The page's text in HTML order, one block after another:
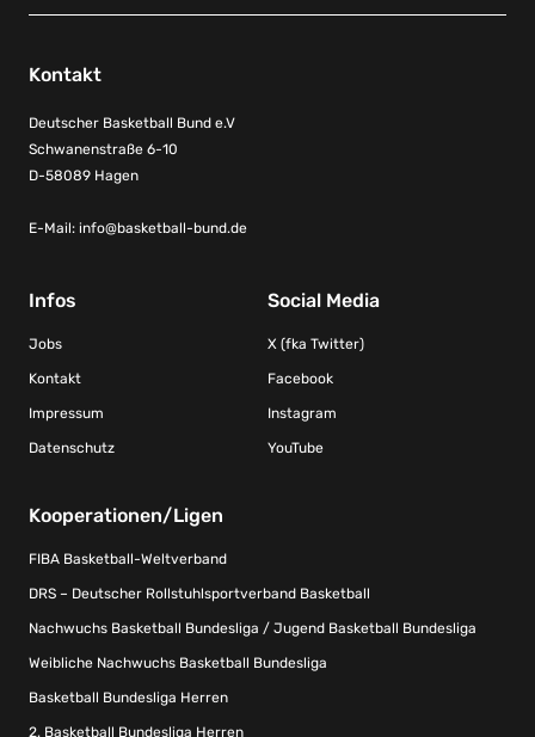
Kontakt
Deutscher Basketball Bund e.V
Schwanenstraße 6-10
D-58089 Hagen
E-Mail: info@basketball-bund.de
Infos
Jobs
Kontakt
Impressum
Datenschutz
Social Media
X (fka Twitter)
Facebook
Instagram
YouTube
Kooperationen/Ligen
FIBA Basketball-Weltverband
DRS – Deutscher Rollstuhlsportverband Basketball
Nachwuchs Basketball Bundesliga / Jugend Basketball Bundesliga
Weibliche Nachwuchs Basketball Bundesliga
Basketball Bundesliga Herren
2. Basketball Bundesliga Herren